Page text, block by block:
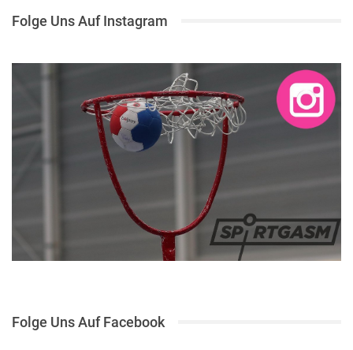
Folge Uns Auf Instagram
Folge Uns Auf Facebook